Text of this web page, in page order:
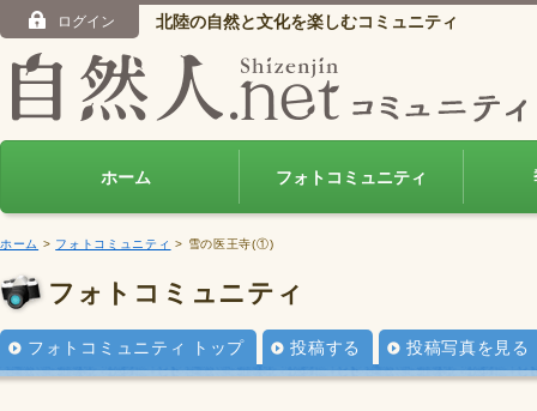
ログイン 北陸の自然と文化を楽しむコミュニティ
ホーム フォトコミュニティ
ホーム > フォトコミュニティ > 雪の医王寺(①)
フォトコミュニティ
フォトコミュニティ トップ 投稿する 投稿写真を見る